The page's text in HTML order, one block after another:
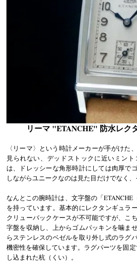
リーマ "ETANCHE" 防水レク
〈リーマ〉という時計メーカーが手がけた
見られない、デッドストックに近いミン
は、ドレッシーな角形時計にしては肉厚で
しながらユニークなのは見た目だけでなく
なんとこの腕時計は、文字盤の「
を持っています。基本的にレクタンギュラ
クリューバックケースが不可能ですが、こ
字盤を収納し、上からゴムパッキンを噛ま
らステンレスのベゼルを取り外し式のラグ
機密性を確保しています。ラグパーツを固
し込まれた杭（くい）。